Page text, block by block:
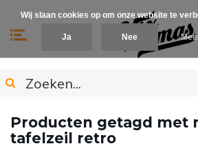
Producten getagd met
tafelzeil retro
Wij slaan cookies op om onze website te
Ja Nee